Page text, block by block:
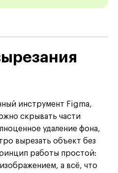
инструмент Figma,
скрывать части
удаление фона,
вырезать объект без
работы простой:
а всё, что